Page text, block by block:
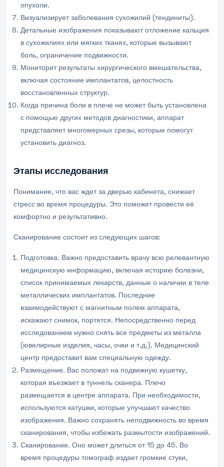
опухоли.
Визуализирует заболевания сухожилий (тендиниты).
Детальные изображения показывают отложение кальция
в сухожилиях или мягких тканях, которые вызывают
боль, ограничение подвижности.
Мониторит результаты хирургического вмешательства,
включая состояние имплантатов, целостность
восстановленных структур.
Когда причина боли в плече не может быть установлена
с помощью других методов диагностики, аппарат
представляет многомерных срезы, которые помогут
установить диагноз.
Этапы исследования
Понимание, что вас ждет за дверью кабинета, снижает
стресс во время процедуры. Это поможет провести её
комфортно и результативно.
Сканирование состоит из следующих шагов:
Подготовка. Важно предоставить врачу всю релевантную
медицинскую информацию, включая историю болезни,
список принимаемых лекарств, данные о наличии в теле
металлических имплантатов. Последние
взаимодействуют с магнитным полем аппарата,
искажают снимок, портятся. Непосредственно перед
исследованием нужно снять все предметы из металла
(ювелирные изделия, часы, очки и т.д.). Медицинский
центр предоставит вам специальную одежду.
Размещение. Вас положат на подвижную кушетку,
которая въезжает в туннель сканера. Плечо
размещается в центре аппарата. При необходимости,
используются катушки, которые улучшают качество
изображения. Важно сохранять неподвижность во время
сканирования, чтобы избежать размытости изображений.
Сканирование. Оно может длиться от 15 до 45. Во
время процедуры томограф издает громкие стуки,